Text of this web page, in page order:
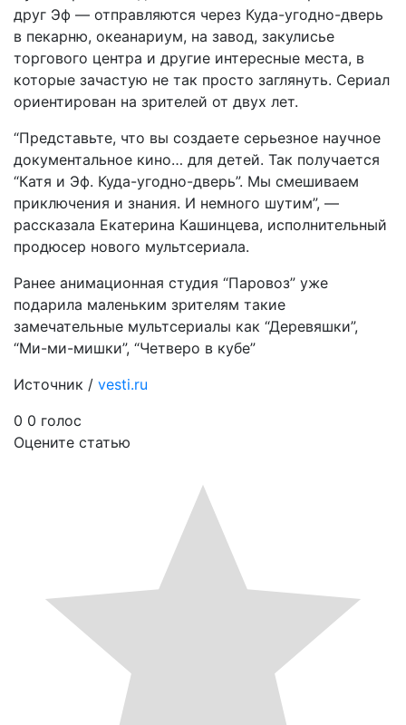
друг Эф — отправляются через Куда-угодно-дверь
в пекарню, океанариум, на завод, закулисье
торгового центра и другие интересные места, в
которые зачастую не так просто заглянуть. Сериал
ориентирован на зрителей от двух лет.
“Представьте, что вы создаете серьезное научное
документальное кино… для детей. Так получается
“Катя и Эф. Куда-угодно-дверь”. Мы смешиваем
приключения и знания. И немного шутим”, —
рассказала Екатерина Кашинцева, исполнительный
продюсер нового мультсериала.
Ранее анимационная студия “Паровоз” уже
подарила маленьким зрителям такие
замечательные мультсериалы как “Деревяшки”,
“Ми-ми-мишки”, “Четверо в кубе”
Источник / vesti.ru
0 0 голос
Оцените статью